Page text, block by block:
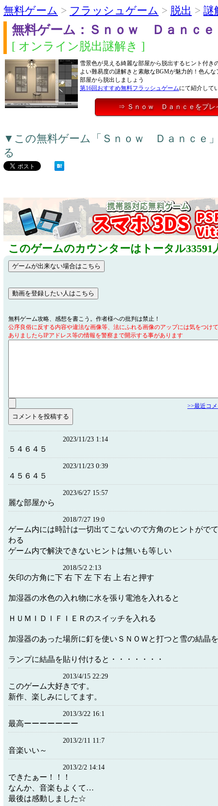
無料ゲーム > フラッシュゲーム > 脱出 > 謎
無料ゲーム：Ｓｎｏｗ Ｄａｎｃｅ
[ オンライン脱出謎解き ]
雪景色が見える綺麗な部屋から脱出するヒント付き
よい難易度の謎解きと素敵なBGMが魅力的！色ん
部屋から脱出しましょう
第16回おすすめ無料フラッシュゲームにて紹介して
⇒ Ｓｎｏｗ Ｄａｎｃｅをプレ
▼この無料ゲーム「Ｓｎｏｗ Ｄａｎｃｅ
る
このゲームのカウンターはトータル33591
無料ゲーム攻略、感想を書こう。作者様への批判は禁止！
公序良俗に反する内容や違法な画像等、法にふれる画像のアップには気をつけ
ありましたらIPアドレス等の情報を警察まで開示する事があります
>>最近コ
2023/11/23 1:14
５４６４５
2023/11/23 0:39
４５６４５
2023/6/27 15:57
麗な部屋から
2018/7/27 19:0
ゲーム内には時計は一切出てこないので方角のヒントがで
わる
ゲーム内で解決できないヒントは無いも等しい
2018/5/2 2:13
矢印の方角に下 右 下 左 下 右 上 右と押す
加湿器の水色の入れ物に水を張り電池を入れると
ＨＵＭＩＤＩＦＩＥＲのスイッチを入れる
加湿器のあった場所に釘を使いＳＮＯＷと打つと雪の結
ランプに結晶を貼り付けると・・・・・・・
2013/4/15 22:29
このゲーム大好きです。
新作、楽しみにしてます。
2013/3/22 16:1
最高ーーーーーーー
2013/2/11 11:7
音楽いい～
2013/2/2 14:14
できたぁー！！！
なんか、音楽もよくて…
最後は感動しました☆